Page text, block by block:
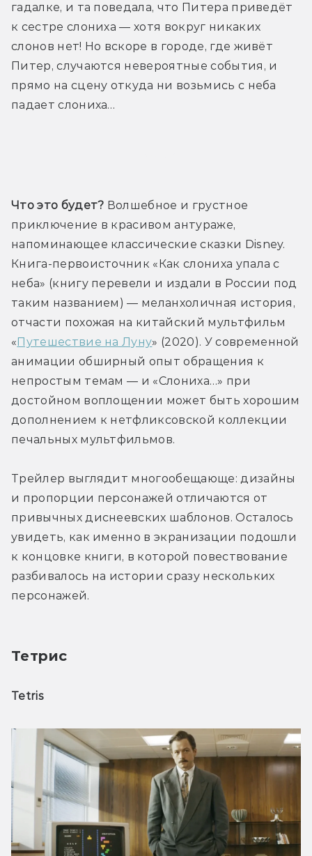
гадалке, и та поведала, что Питера приведёт
к сестре слониха — хотя вокруг никаких
слонов нет! Но вскоре в городе, где живёт
Питер, случаются невероятные события, и
прямо на сцену откуда ни возьмись с неба
падает слониха…
Что это будет? Волшебное и грустное
приключение в красивом антураже,
напоминающее классические сказки Disney.
Книга-первоисточник «Как слониха упала с
неба» (книгу перевели и издали в России под
таким названием) — меланхоличная история,
отчасти похожая на китайский мультфильм
«Путешествие на Луну» (2020). У современной
анимации обширный опыт обращения к
непростым темам — и «Слониха…» при
достойном воплощении может быть хорошим
дополнением к нетфликсовской коллекции
печальных мультфильмов.
Трейлер выглядит многообещающе: дизайны
и пропорции персонажей отличаются от
привычных диснеевских шаблонов. Осталось
увидеть, как именно в экранизации подошли
к концовке книги, в которой повествование
разбивалось на истории сразу нескольких
персонажей.
Тетрис
Tetris